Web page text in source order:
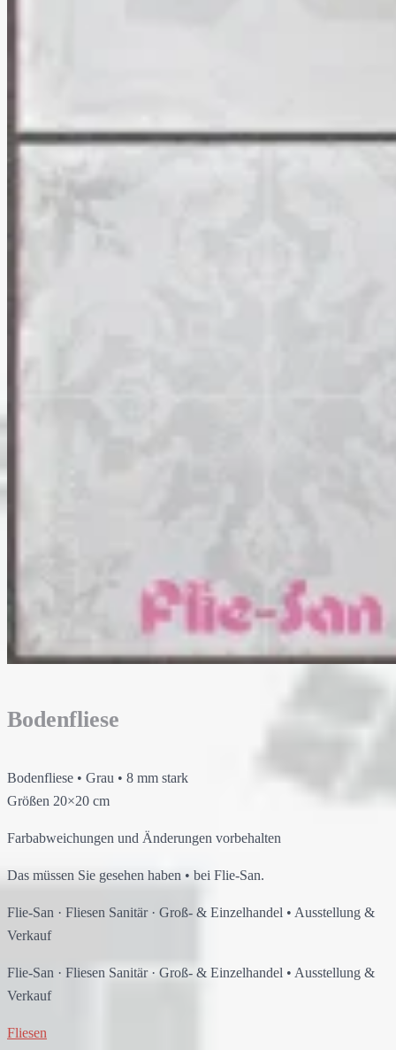
Bodenfliese
Bodenfliese • Grau • 8 mm stark
Größen 20×20 cm
Farbabweichungen und Änderungen vorbehalten
Das müssen Sie gesehen haben • bei Flie-San.
Flie-San · Fliesen Sanitär· Groß- & Einzelhandel • Ausstellung &
Verkauf
Flie-San · Fliesen Sanitär· Groß- & Einzelhandel • Ausstellung &
Verkauf
Fliesen